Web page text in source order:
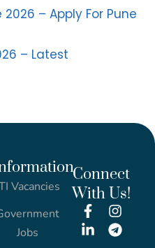
– Apply For Pune
– Latest
Vacancies
Jobs
Connect
With Us!